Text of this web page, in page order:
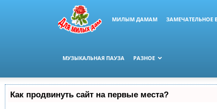
МИЛЫМ ДАМАМ ЗАМЕЧАТЕЛЬНОЕ
МУЗЫКАЛЬНАЯ ПАУЗА РАЗНОЕ
Как продвинуть сайт на первые места?